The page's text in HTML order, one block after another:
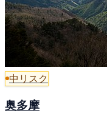
中リスク
奥多摩